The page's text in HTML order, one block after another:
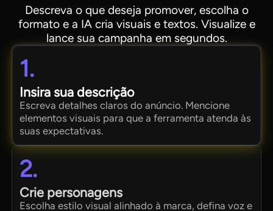
Descreva o que deseja promover, escolha o
formato e a IA cria visuais e textos. Visualize e
lance sua campanha em segundos.
1.
Insira sua descrição
Escreva detalhes claros do anúncio. Mencione
elementos visuais para que a ferramenta atenda às
suas expectativas.
2.
Crie personagens
Escolha estilo visual alinhado à marca, defina voz e